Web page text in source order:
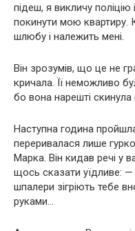
підеш, я викличу
покинути мою квартиру.
шлюбу і належить мені.
Він зрозумів, що це не
кричала. Її неможливо
бо вона нарешті скинула
Наступна година
переривалася лише
Марка. Він кидав речі у
щось сказати уїдливе: —
шпалери зігріють тебе
руками…